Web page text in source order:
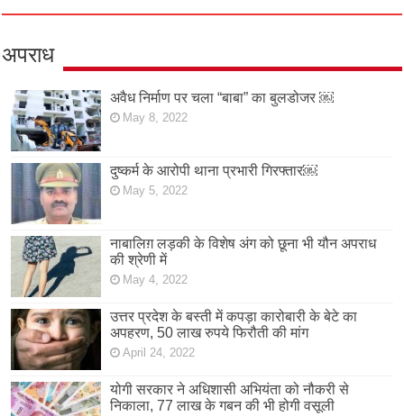
अपराध
अवैध निर्माण पर चला “बाबा” का बुलडोजर ￼
May 8, 2022
दुष्कर्म के आरोपी थाना प्रभारी गिरफ्तार￼
May 5, 2022
नाबालिग़ लड़की के विशेष अंग को छूना भी यौन अपराध
की श्रेणी में
May 4, 2022
उत्तर प्रदेश के बस्ती में कपड़ा कारोबारी के बेटे का
अपहरण, 50 लाख रुपये फिरौती की मांग
April 24, 2022
योगी सरकार ने अधिशासी अभियंता को नौकरी से
निकाला, 77 लाख के गबन की भी होगी वसूली